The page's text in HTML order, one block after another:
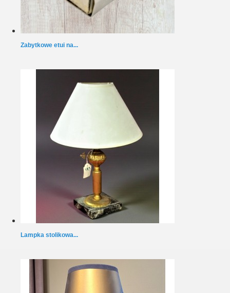
Zabytkowe etui na...
Lampka stolikowa...